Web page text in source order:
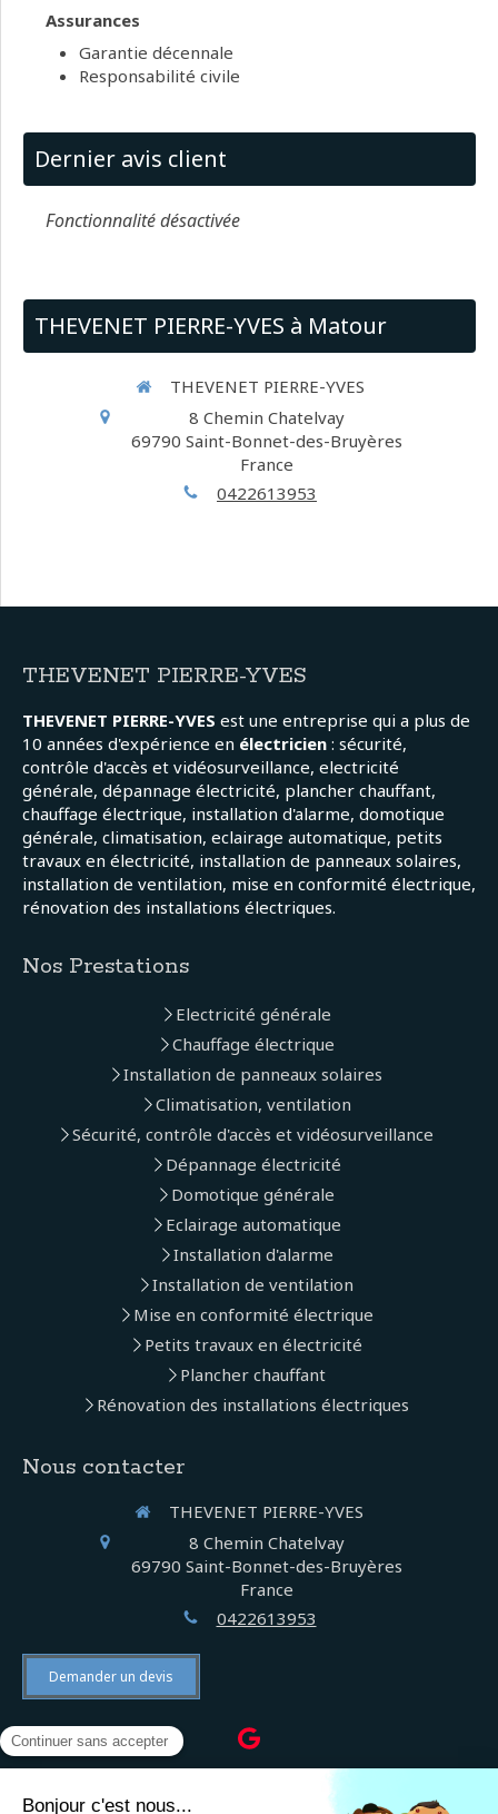
Assurances
Garantie décennale
Responsabilité civile
Dernier avis client
Fonctionnalité désactivée
THEVENET PIERRE-YVES à Matour
THEVENET PIERRE-YVES
8 Chemin Chatelvay
69790 Saint-Bonnet-des-Bruyères
France
0422613953
THEVENET PIERRE-YVES
THEVENET PIERRE-YVES est une entreprise qui a plus de
10 années d'expérience en électricien : sécurité,
contrôle d'accès et vidéosurveillance, electricité
générale, dépannage électricité, plancher chauffant,
chauffage électrique, installation d'alarme, domotique
générale, climatisation, eclairage automatique, petits
travaux en électricité, installation de panneaux solaires,
installation de ventilation, mise en conformité électrique,
rénovation des installations électriques.
Nos Prestations
Electricité générale
Chauffage électrique
Installation de panneaux solaires
Climatisation, ventilation
Sécurité, contrôle d'accès et vidéosurveillance
Dépannage électricité
Domotique générale
Eclairage automatique
Installation d'alarme
Installation de ventilation
Mise en conformité électrique
Petits travaux en électricité
Plancher chauffant
Rénovation des installations électriques
Nous contacter
THEVENET PIERRE-YVES
8 Chemin Chatelvay
69790 Saint-Bonnet-des-Bruyères
France
0422613953
Demander un devis